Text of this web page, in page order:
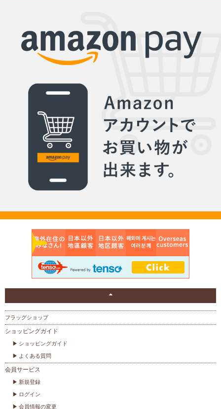
フラッグショップ
ショッピングガイド
ショッピングガイド
よくある質問
会員サービス
新規登録
ログイン
会員情報の変更